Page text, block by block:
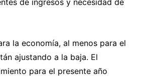
la economía, al menos para el
ajustando a la baja. El
para el presente año